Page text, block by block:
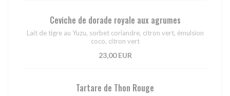
Ceviche de dorade royale aux agrumes
Lait de tigre au Yuzu, sorbet coriandre, citron vert, émulsion
coco, citron vert
23,00 EUR
Tartare de Thon Rouge